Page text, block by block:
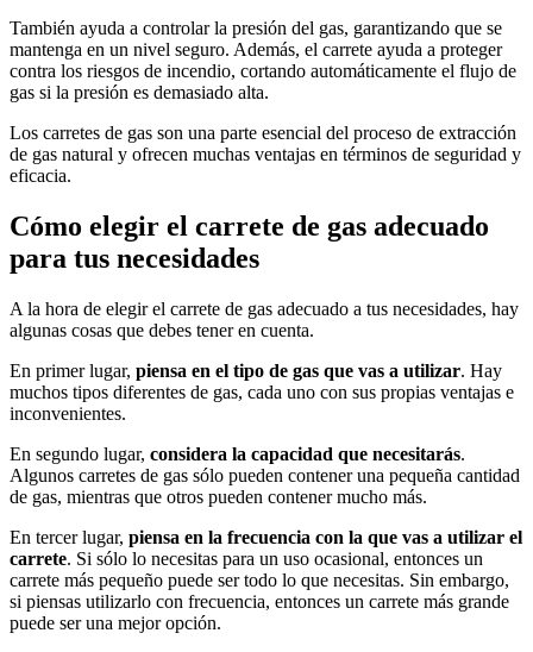
También ayuda a controlar la presión del gas, garantizando que se
mantenga en un nivel seguro. Además, el carrete ayuda a proteger
contra los riesgos de incendio, cortando automáticamente el flujo de
gas si la presión es demasiado alta.
Los carretes de gas son una parte esencial del proceso de extracción
de gas natural y ofrecen muchas ventajas en términos de seguridad y
eficacia.
Cómo elegir el carrete de gas adecuado
para tus necesidades
A la hora de elegir el carrete de gas adecuado a tus necesidades, hay
algunas cosas que debes tener en cuenta.
En primer lugar, piensa en el tipo de gas que vas a utilizar. Hay
muchos tipos diferentes de gas, cada uno con sus propias ventajas e
inconvenientes.
En segundo lugar, considera la capacidad que necesitarás.
Algunos carretes de gas sólo pueden contener una pequeña cantidad
de gas, mientras que otros pueden contener mucho más.
En tercer lugar, piensa en la frecuencia con la que vas a utilizar el
carrete. Si sólo lo necesitas para un uso ocasional, entonces un
carrete más pequeño puede ser todo lo que necesitas. Sin embargo,
si piensas utilizarlo con frecuencia, entonces un carrete más grande
puede ser una mejor opción.